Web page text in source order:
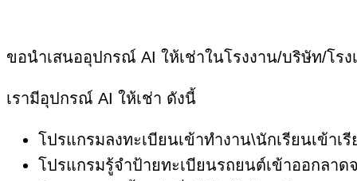
ขอนำเสนออุปกรณ์ AI ให้เช่าในโรงงาน/บริษัท/โร
เรามีอุปกรณ์ AI ให้เช่า ดังนี้
โปรแกรมลงทะเบียนเข้าทำงาน\นักเรียนเข้าเ
โปรแกรมรู้จำป้ายทะเบียนรถยนต์เข้าออกลา